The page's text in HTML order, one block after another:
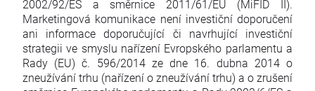
2002/92/ES a směrnice 2011/61/EU (MiFID II).
Marketingová komunikace není investiční doporučení
ani informace doporučující či navrhující investiční
strategii ve smyslu nařízení Evropského parlamentu a
Rady (EU) č. 596/2014 ze dne 16. dubna 2014 o
zneužívání trhu (nařízení o zneužívání trhu) a o zrušení